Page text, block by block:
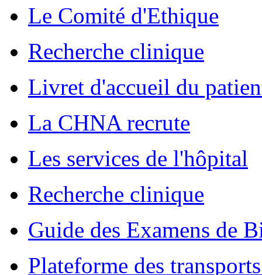
Le Comité d'Ethique
Recherche clinique
Livret d'accueil du
La CHNA recrute
Les services de l'hôpital
Recherche clinique
Guide des Examens de
Plateforme des